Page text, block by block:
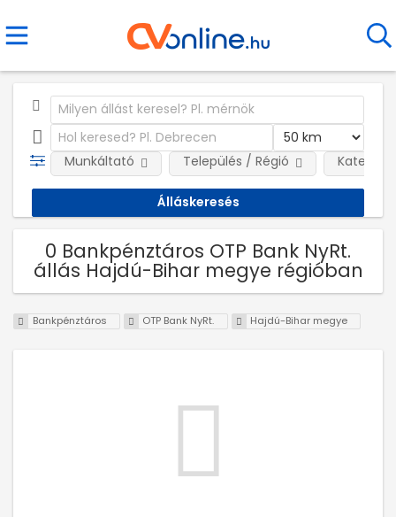
Munkáltató Település / Régió
0 Bankpénztáros OTP Bank NyRt.
állás Hajdú-Bihar megye régióban
Bankpénztáros OTP Bank NyRt. Hajdú-Bihar megye